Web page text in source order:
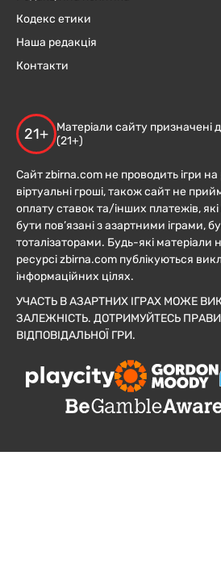
Кодекс етики
Наша редакція
Контакти
21+
Матеріали сайту призначені
(21+)
Сайт zbirna.com не проводить ігри на
віртуальні гроші, також сайт не
оплату ставок та/інших платежів,
бути пов’язані з азартними іграми,
тоталізаторами. Будь-які матеріали
ресурсі zbirna.com публікуються
інформаційних цілях.
УЧАСТЬ В АЗАРТНИХ ІГРАХ МОЖЕ
ЗАЛЕЖНІСТЬ. ДОТРИМУЙТЕСЬ
ВІДПОВІДАЛЬНОЇ ГРИ.